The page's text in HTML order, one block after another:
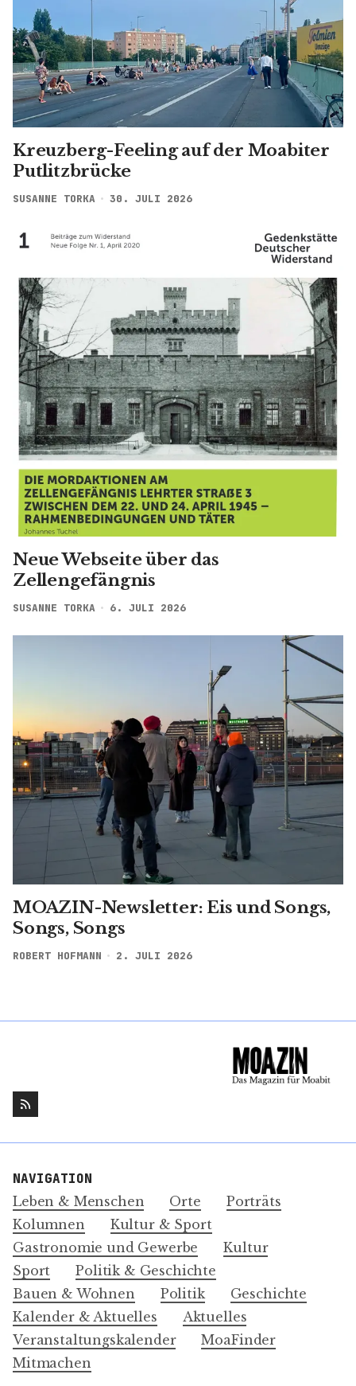
Kreuzberg-Feeling auf der Moabiter
Putlitzbrücke
SUSANNE TORKA 30. JULI 2026
Neue Webseite über das
Zellengefängnis
SUSANNE TORKA 6. JULI 2026
MOAZIN-Newsletter: Eis und Songs,
Songs, Songs
ROBERT HOFMANN 2. JULI 2026
NAVIGATION
Leben & Menschen Orte
Porträts
Kolumnen
Kultur & Sport
Gastronomie und Gewerbe
Kultur
Sport
Politik & Geschichte
Bauen & Wohnen
Politik
Geschichte
Kalender & Aktuelles
Aktuelles
Veranstaltungskalender
MoaFinder
Mitmachen